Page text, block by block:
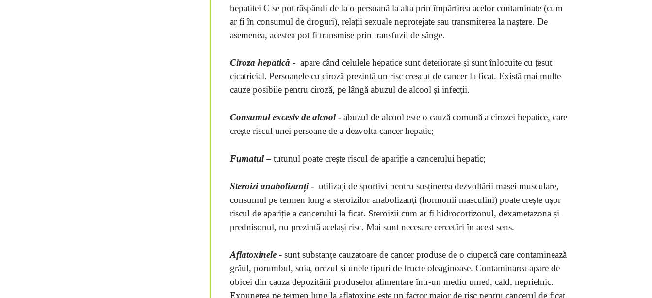
hepatitei C se pot răspândi de la o persoană la alta prin împărțirea acelor contaminate (cum
ar fi în consumul de droguri), relații sexuale neprotejate sau transmiterea la naștere. De
asemenea, acestea pot fi transmise prin transfuzii de sânge.
Ciroza hepatică - apare când celulele hepatice sunt deteriorate și sunt înlocuite cu țesut
cicatricial. Persoanele cu ciroză prezintă un risc crescut de cancer la ficat. Există mai multe
cauze posibile pentru ciroză, pe lângă abuzul de alcool și infecții.
Consumul excesiv de alcool- abuzul de alcool este o cauză comună a cirozei hepatice, care
crește riscul unei persoane de a dezvolta cancer hepatic;
Fumatul– tutunul poate crește riscul de apariție a cancerului hepatic;
Steroizi anabolizanți- utilizați de sportivi pentru susținerea dezvoltării masei musculare,
consumul pe termen lung a steroizilor anabolizanți (hormonii masculini) poate crește ușor
riscul de apariție a cancerului la ficat. Steroizii cum ar fi hidrocortizonul, dexametazona și
prednisonul, nu prezintă același risc. Mai sunt necesare cercetări în acest sens.
Aflatoxinele - sunt substanțe cauzatoare de cancer produse de o ciupercă care contaminează
grâul, porumbul, soia, orezul și unele tipuri de fructe oleaginoase. Contaminarea apare de
obicei din cauza depozitării produselor alimentare într-un mediu umed, cald, neprielnic.
Expunerea pe termen lung la aflatoxine este un factor major de risc pentru cancerul de ficat,